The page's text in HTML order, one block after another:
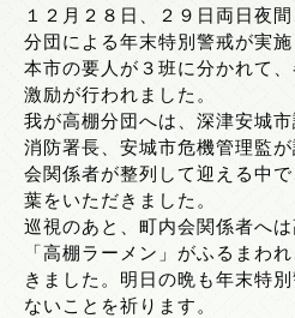
１２月２８日、２９日両日夜
分団による年末特別警戒が実施
本市の要人が３班に分かれて
激励が行われました。
我が高棚分団へは、深津安城
消防署長、安城市危機管理監
会関係者が整列して迎える中
葉をいただきました。
巡視のあと、町内会関係者へ
「高棚ラーメン」がふるまわ
きました。明日の晩も年末特
ないことを祈ります。